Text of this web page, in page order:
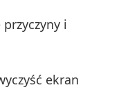
i
ekran